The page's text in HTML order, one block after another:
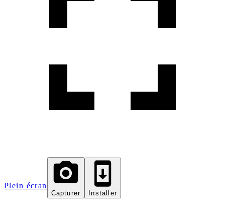
Plein écran
Capturer Installer